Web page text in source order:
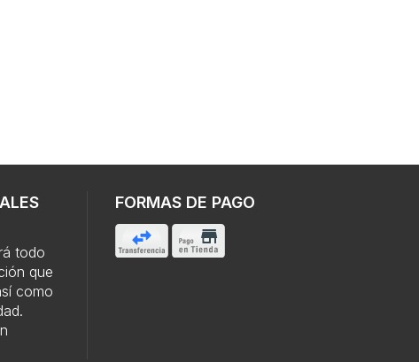
todo
que
como
FORMAS DE PAGO